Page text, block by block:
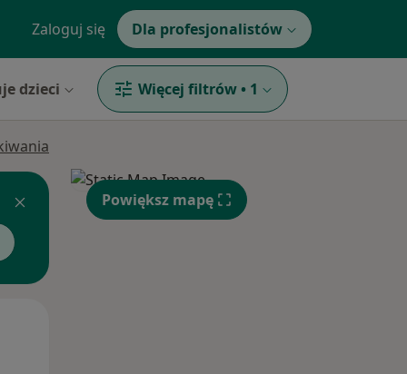
Zaloguj się Dla profesjonalistów
dzieci Więcej filtrów • 1
Powiększ mapę